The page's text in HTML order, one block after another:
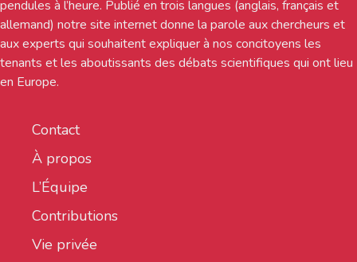
pendules à l’heure. Publié en trois langues (anglais, français et
allemand) notre site internet donne la parole aux chercheurs et
aux experts qui souhaitent expliquer à nos concitoyens les
tenants et les aboutissants des débats scientifiques qui ont lieu
en Europe.
Contact
À propos
L’Équipe
Contributions
Vie privée